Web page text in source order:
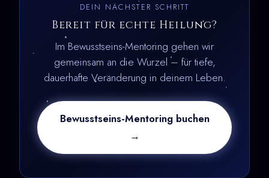
DEIN NÄCHSTER SCHRITT
Bereit für echte Heilung?
Im Bewusstseins-Mentoring gehen wir
gemeinsam an die Wurzel – für tiefe,
dauerhafte Veränderung in deinem Leben.
Bewusstseins-Mentoring buchen
→